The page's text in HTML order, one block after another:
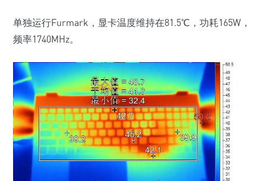
单独运行Furmark，显卡温度维持在81.5℃，功耗165W，
频率1740MHz。